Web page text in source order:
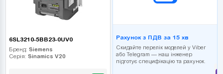
6SL3210-5BB23-0UV0
Бренд: Siemens
Серія: Sinamics V20
Рахунок з ПДВ за 15 хв
Скидайте перелік моделей у Viber
або Telegram — наш інженер
підготує специфікацію та рахунок.